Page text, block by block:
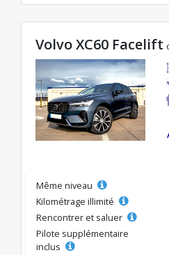
Volvo XC60 Facelift
Même niveau
Kilométrage illimité
Rencontrer et saluer
Pilote supplémentaire
inclus